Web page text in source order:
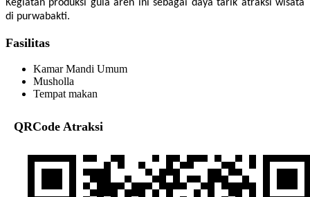
Kegiatan produksi gula aren ini sebagai daya tarik atraksi wisata
di purwabakti.
Fasilitas
Kamar Mandi Umum
Musholla
Tempat makan
QRCode Atraksi